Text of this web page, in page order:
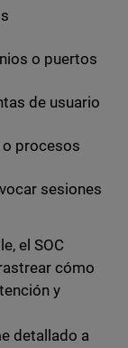
o puertos
de usuario
o procesos
sesiones
el SOC
cómo
y
detallado a